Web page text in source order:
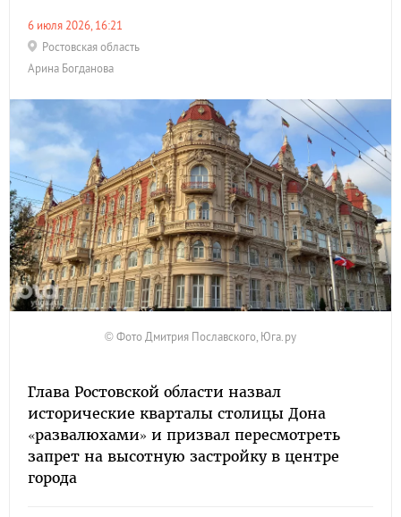
6 июля 2026, 16:21
Ростовская область
Арина Богданова
© Фото Дмитрия Пославского, Юга.ру
Глава Ростовской области назвал
исторические кварталы столицы Дона
«развалюхами» и призвал пересмотреть
запрет на высотную застройку в центре
города